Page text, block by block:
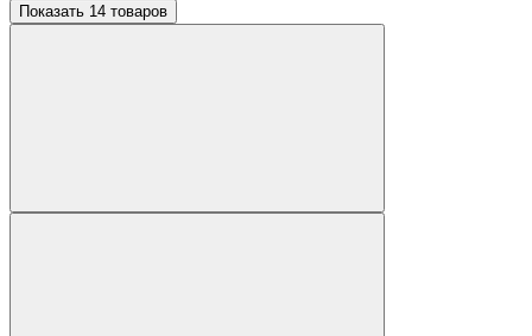
Показать 14 товаров